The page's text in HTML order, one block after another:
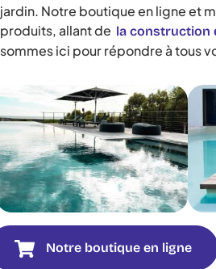
jardin. Notre boutique en ligne et
produits, allant de la construction
sommes ici pour répondre à tous
Notre boutique en ligne